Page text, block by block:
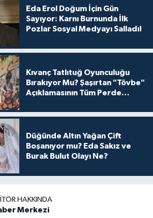
Eda Erol Doğum İçin Gün
Sayıyor: Karnı Burnunda İlk
Pozlar Sosyal Medyayı Salladı!
Kıvanç Tatlıtuğ Oyunculuğu
Bırakıyor Mu? Şaşırtan "Tövbe"
Açıklamasının Tüm Perde
Düğünde Altın Yağan Çift
Boşanıyor mu? Eda Sakız ve
Burak Bulut Olayı Ne?
HAKKINDA
Merkezi